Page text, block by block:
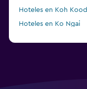
Hoteles en Koh Kood
Hoteles en Ko Ngai